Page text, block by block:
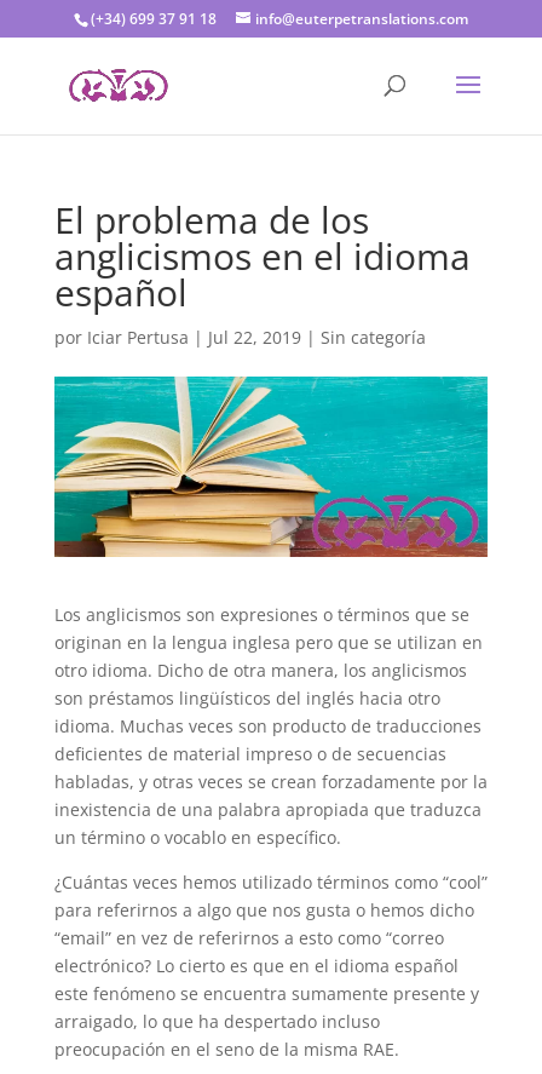
(+34) 699 37 91 18 info@euterpetranslations.com
El problema de los
anglicismos en el idioma
español
por Iciar Pertusa | Jul 22, 2019| Sin categoría
Los anglicismos son expresiones o términos que se
originan en la lengua inglesa pero que se utilizan en
otro idioma. Dicho de otra manera, los anglicismos
son préstamos lingüísticos del inglés hacia otro
idioma. Muchas veces son producto de traducciones
deficientes de material impreso o de secuencias
habladas, y otras veces se crean forzadamente por la
inexistencia de una palabra apropiada que traduzca
un término o vocablo en específico.
¿Cuántas veces hemos utilizado términos como “cool”
para referirnos a algo que nos gusta o hemos dicho
“email” en vez de referirnos a esto como “correo
electrónico? Lo cierto es que en el idioma español
este fenómeno se encuentra sumamente presente y
arraigado, lo que ha despertado incluso
preocupación en el seno de la misma RAE.